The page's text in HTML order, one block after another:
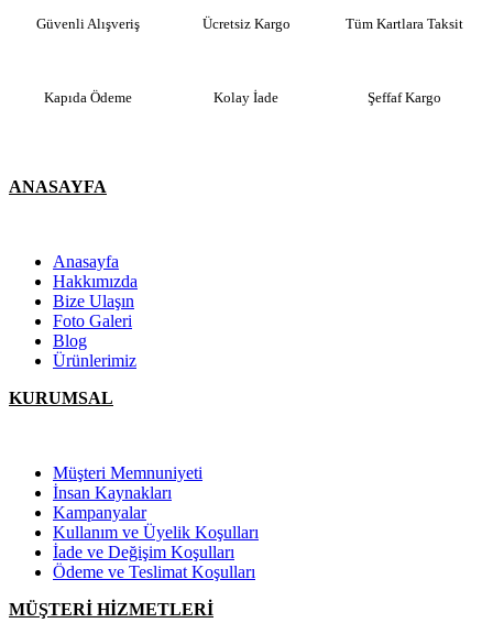
Güvenli Alışveriş Ücretsiz Kargo Tüm Kartlara Taksit
Kapıda Ödeme Kolay İade Şeffaf Kargo
ANASAYFA
Anasayfa
Hakkımızda
Bize Ulaşın
Foto Galeri
Blog
Ürünlerimiz
KURUMSAL
Müşteri Memnuniyeti
İnsan Kaynakları
Kampanyalar
Kullanım ve Üyelik Koşulları
İade ve Değişim Koşulları
Ödeme ve Teslimat Koşulları
MÜŞTERİ HİZMETLERİ